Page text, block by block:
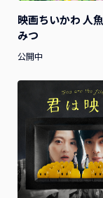
映画ちいかわ 人
みつ
公開中